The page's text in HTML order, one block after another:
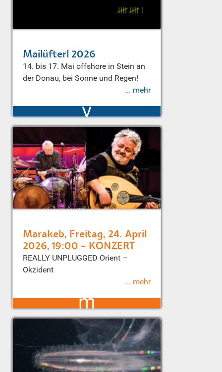
Mailüfterl 2026
14. bis 17. Mai offshore in Stein an
der Donau, bei Sonne und Regen!
... mehr
v
Marakeb, Freitag, 24. April
2026, 19:00 – KONZERT
REALLY UNPLUGGED Orient –
Okzident
... mehr
m